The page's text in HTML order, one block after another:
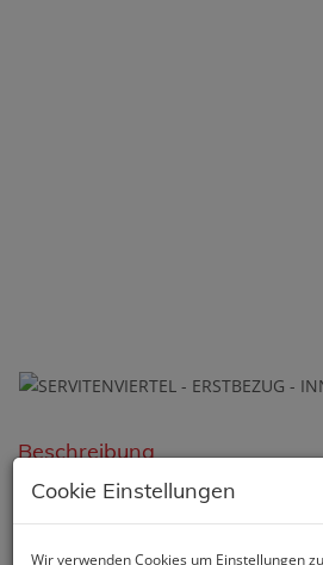
Beschreibung
- DAS PROJEKT:
Cookie Einstellungen
Wir verwenden Cookies um Einstellungen